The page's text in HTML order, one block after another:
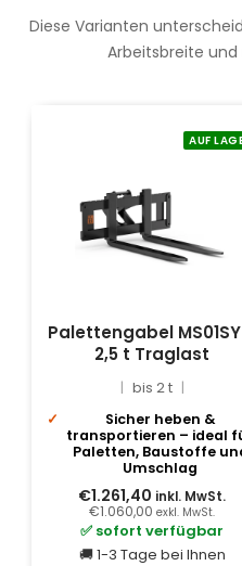
Diese Varianten
Arbeitsbreite und
AUF
Palettengabel
2,5 t Traglast
bis 2 t
Sicher heben &
transportieren – ideal
Paletten, Baustoffe
Umschlag
€1.261,40 inkl. MwSt.
€1.060,00 exkl. MwSt.
✅ sofort verfügbar
🚚 1-3 Tage bei Ihnen